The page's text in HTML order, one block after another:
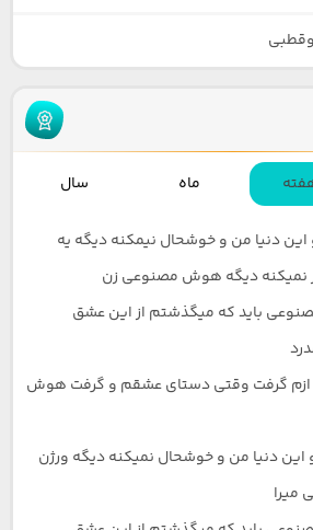
ماه سال
دنیا من و خوشحال نیمکنه دیگه یه
نمیکنه دیگه هوش مصنوعی زن
باید که میگذشتم از این عشق
ازم گرفت وقتی دستای عشقم و گرفت هوش
دنیا من و خوشحال نمیکنه دیگه ورژن